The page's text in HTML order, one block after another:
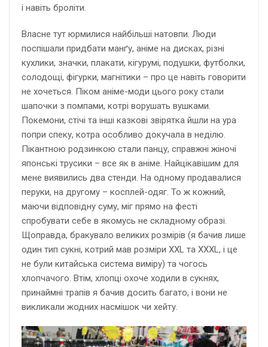
і навіть броліти.
Власне тут юрмилися найбільші натовпи. Люди
поспішали придбати манґу, аніме на дисках, різні
кухлики, значки, плакати, кігурумі, подушки, футболки,
солодощі, фігурки, магнітики – про це навіть говорити
не хочеться. Піком аніме-моди цього року стали
шапочки з помпами, котрі ворушать вушками.
Покемони, стічі та інші казкові звірятка йшли на ура
попри спеку, котра особливо докучала в неділю.
Пікантною родзинкою стали панцу, справжні жіночі
японські трусики – все як в аніме. Найцікавішим для
мене виявились два стенди. На одному продавалися
перуки, на другому – косплей-одяг. То ж кожний,
маючи відповідну суму, міг прямо на фесті
спробувати себе в якомусь не складному образі.
Щоправда, бракувало великих розмірів (я бачив лише
один тип сукні, котрий мав розміри XXL та XXXL, і це
не були китайська система виміру) та чогось
хлопчачого. Втім, хлопці охоче ходили в сукнях,
принаймні трапів я бачив досить багато, і вони не
викликали жодних насмішок чи хейту.